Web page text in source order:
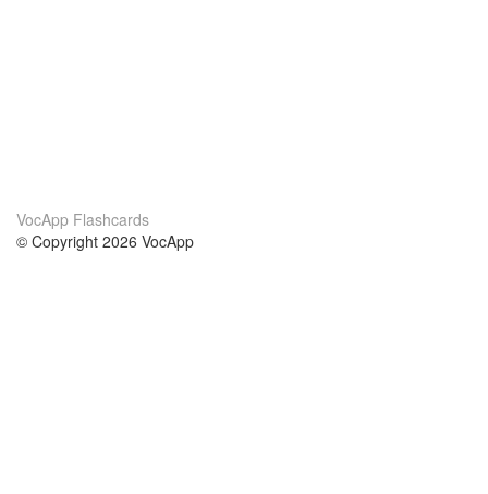
VocApp Flashcards
© Copyright 2026 VocApp